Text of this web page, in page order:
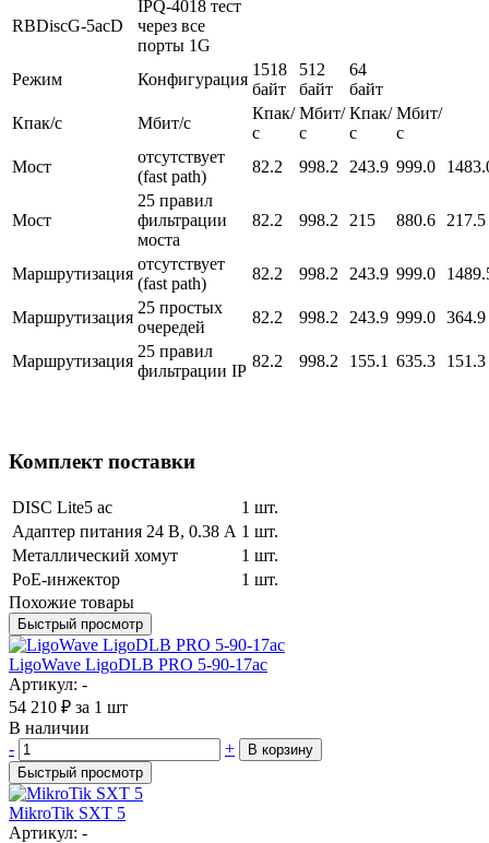
RBDiscG-5acD
IPQ-4018 тест
через все
порты 1G
Режим
Конфигурация
1518
байт
512
байт
64
байт
Кпак/с
Мбит/с
Кпак/
с
Мбит/
с
Кпак/
с
Мбит/
с
Мост
отсутствует
(fast path)
82.2 998.2 243.9 999.0
Мост
25 правил
фильтрации
моста
82.2 998.2 215 880.6 217.5
Маршрутизация
отсутствует
(fast path)
82.2 998.2 243.9 999.0
Маршрутизация
25 простых
очередей
82.2 998.2 243.9 999.0 364.9
Маршрутизация
25 правил
фильтрации IP
82.2 998.2 155.1 635.3 151.3
Комплект поставки
DISC Lite5 ac
1 шт.
Адаптер питания 24 В, 0.38 A 1 шт.
Металлический хомут
1 шт.
PoE-инжектор
1 шт.
Похожие товары
Быстрый просмотр
LigoWave LigoDLB PRO 5-90-17ac
Артикул: -
54 210 ₽ за 1 шт
В наличии
-
+
В корзину
Быстрый просмотр
MikroTik SXT 5
Артикул: -